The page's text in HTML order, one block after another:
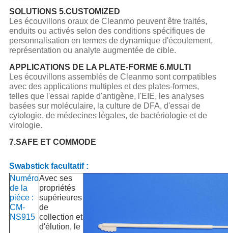
SOLUTIONS 5.CUSTOMIZED
Les écouvillons oraux de Cleanmo peuvent être traités,
enduits ou activés selon des conditions spécifiques de
personnalisation en termes de dynamique d'écoulement,
représentation ou analyte augmentée de cible.
APPLICATIONS DE LA PLATE-FORME 6.MULTI
Les écouvillons assemblés de Cleanmo sont compatibles
avec des applications multiples et des plates-formes,
telles que l'essai rapide d'antigène, l'EIE, les analyses
basées sur moléculaire, la culture de DFA, d'essai de
cytologie, de médecines légales, de bactériologie et de
virologie.
7.SAFE ET COMMODE
Swabstick facultatif :
Numéro
de la
pièce :
CM-
NS915
Avec ses
propriétés
supérieures
de
collection et
d'élution, le